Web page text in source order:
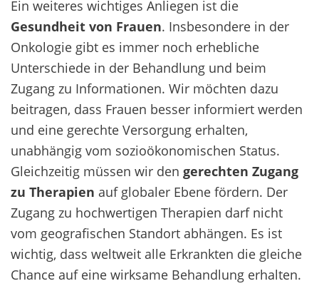
Ein weiteres wichtiges Anliegen ist die
Gesundheit von Frauen. Insbesondere in der
Onkologie gibt es immer noch erhebliche
Unterschiede in der Behandlung und beim
Zugang zu Informationen. Wir möchten dazu
beitragen, dass Frauen besser informiert werden
und eine gerechte Versorgung erhalten,
unabhängig vom sozioökonomischen Status.
Gleichzeitig müssen wir den gerechten Zugang
zu Therapien auf globaler Ebene fördern. Der
Zugang zu hochwertigen Therapien darf nicht
vom geografischen Standort abhängen. Es ist
wichtig, dass weltweit alle Erkrankten die gleiche
Chance auf eine wirksame Behandlung erhalten.